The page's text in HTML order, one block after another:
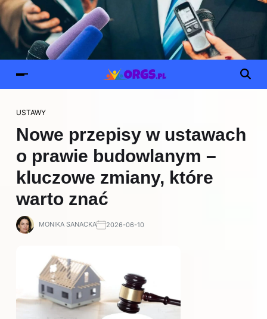
USTAWY
Nowe przepisy w ustawach
o prawie budowlanym –
kluczowe zmiany, które
warto znać
MONIKA SANACKA 2026-06-10